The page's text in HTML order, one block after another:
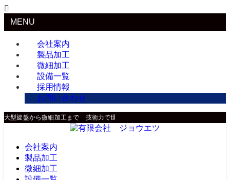
MENU
会社案内
製品加工
微細加工
設備一覧
採用情報
お問い合わせ
大型旋盤から微細加工まで 技術力で世界に貢献
会社案内
製品加工
微細加工